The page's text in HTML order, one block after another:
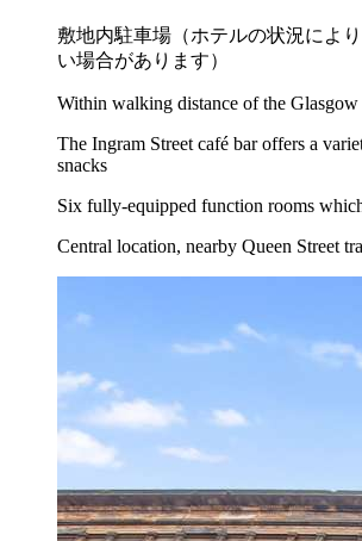
敷地内駐車場（ホテルの状況によ
い場合があります）
Within walking distance of the
The Ingram Street café bar offers a
snacks
Six fully-equipped function rooms
Central location, nearby Queen Street